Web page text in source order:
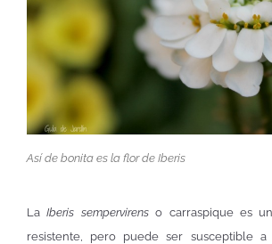
Así de bonita es la flor de Iberis
LaIberis sempervirenso carraspique es
resistente, pero puede ser susceptible a